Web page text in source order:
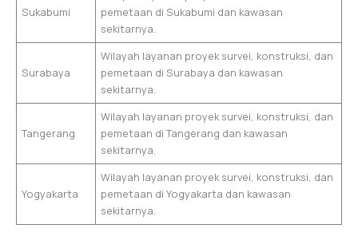
Sukabumi
pemetaan di Sukabumi dan kawasan
sekitarnya.
Surabaya
Wilayah layanan proyek survei, konstruksi, dan
pemetaan di Surabaya dan kawasan
sekitarnya.
Tangerang
Wilayah layanan proyek survei, konstruksi, dan
pemetaan di Tangerang dan kawasan
sekitarnya.
Yogyakarta
Wilayah layanan proyek survei, konstruksi, dan
pemetaan di Yogyakarta dan kawasan
sekitarnya.